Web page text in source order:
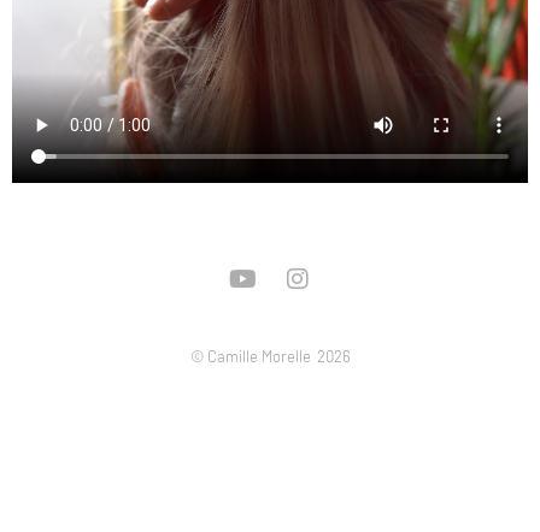
© Camille Morelle 2026